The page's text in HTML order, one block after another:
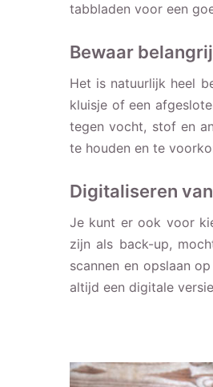
tabbladen voor een
Bewaar
Het is natuurlijk heel
kluisje of een
tegen vocht, stof en
te houden en te
Digitaliseren
Je kunt er ook voor
zijn als back-up,
scannen en opslaan
altijd een digitale